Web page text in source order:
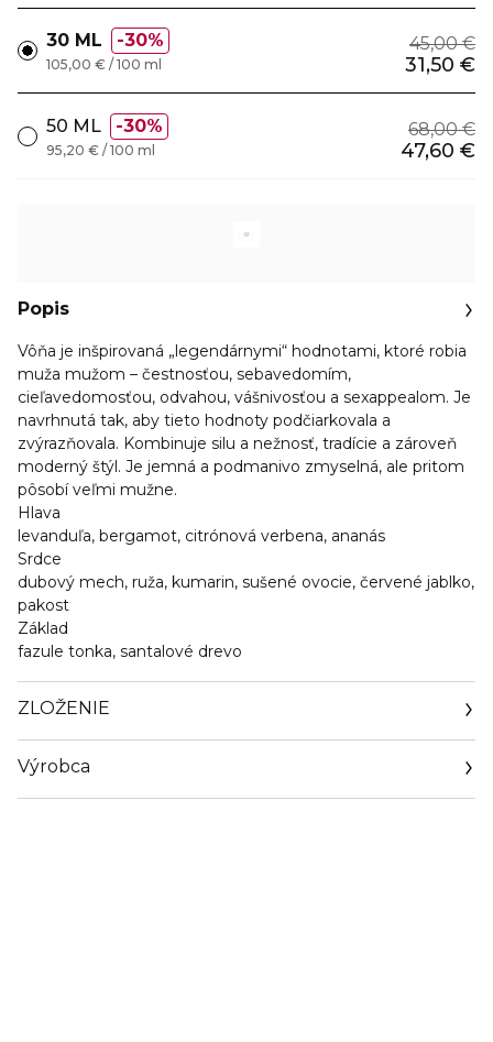
30 ML 30% 45,00 €
31,50 €
105,00 € / 100 ml
50 ML 30% 68,00 €
47,60 €
95,20 € / 100 ml
Popis
Vôňa je inšpirovaná „legendárnymi“ hodnotami, ktoré robia
muža mužom – čestnosťou, sebavedomím,
cieľavedomosťou, odvahou, vášnivosťou a sexappealom. Je
navrhnutá tak, aby tieto hodnoty podčiarkovala a
zvýrazňovala. Kombinuje silu a nežnosť, tradície a zároveň
moderný štýl. Je jemná a podmanivo zmyselná, ale pritom
pôsobí veľmi mužne.
Hlava
levanduľa, bergamot, citrónová verbena, ananás
Srdce
dubový mech, ruža, kumarin, sušené ovocie, červené jablko,
pakost
Základ
fazule tonka, santalové drevo
ZLOŽENIE
Výrobca